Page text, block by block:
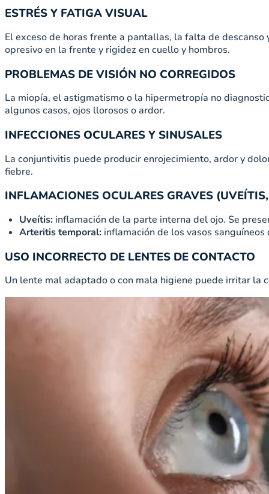
ESTRÉS Y FATIGA VISUAL
El exceso de horas frente a pantallas, la falta de
opresivo en la frente y rigidez en cuello y hombros.
PROBLEMAS DE VISIÓN NO CORREGIDOS
La miopía, el astigmatismo o la hipermetropía no
algunos casos, ojos llorosos o ardor.
INFECCIONES OCULARES Y SINUSALES
La conjuntivitis puede producir enrojecimiento, ardor y
fiebre.
INFLAMACIONES OCULARES GRAVES
Uveítis: inflamación de la parte interna del ojo. Se
Arteritis temporal: inflamación de los vasos
USO INCORRECTO DE LENTES DE CONTACTO
Un lente mal adaptado o con mala higiene puede irritar la